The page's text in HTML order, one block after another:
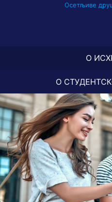
Осетљиве
О
можете наћи
О
Све инфомрације и одговоре
можете наћи